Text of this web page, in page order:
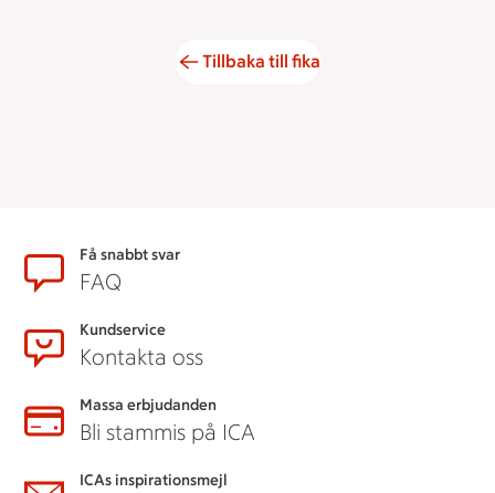
Tillbaka till fika
SidfotFå snabbt svar
FAQ
Kundservice
Kontakta oss
Massa erbjudanden
Bli stammis på ICA
ICAs inspirationsmejl